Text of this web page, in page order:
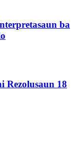
ba
Rezolusaun 18